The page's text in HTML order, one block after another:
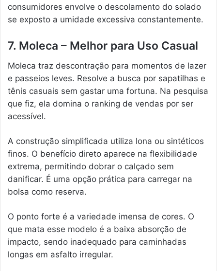
consumidores envolve o descolamento do solado
se exposto a umidade excessiva constantemente.
7. Moleca – Melhor para Uso Casual
Moleca traz descontração para momentos de lazer
e passeios leves. Resolve a busca por sapatilhas e
tênis casuais sem gastar uma fortuna. Na pesquisa
que fiz, ela domina o ranking de vendas por ser
acessível.
A construção simplificada utiliza lona ou sintéticos
finos. O benefício direto aparece na flexibilidade
extrema, permitindo dobrar o calçado sem
danificar. É uma opção prática para carregar na
bolsa como reserva.
O ponto forte é a variedade imensa de cores. O
que mata esse modelo é a baixa absorção de
impacto, sendo inadequado para caminhadas
longas em asfalto irregular.